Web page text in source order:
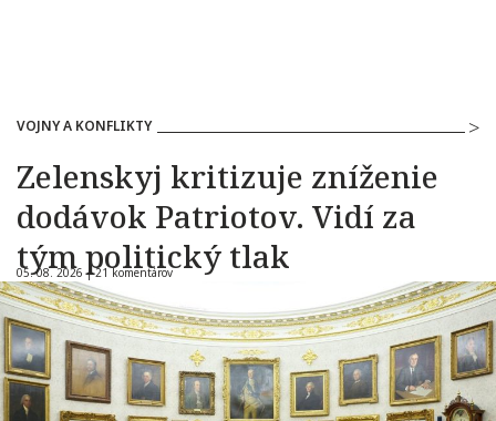
VOJNY A KONFLIKTY
Zelenskyj kritizuje zníženie
dodávok Patriotov. Vidí za
tým politický tlak
05. 08. 2026 |21 komentárov